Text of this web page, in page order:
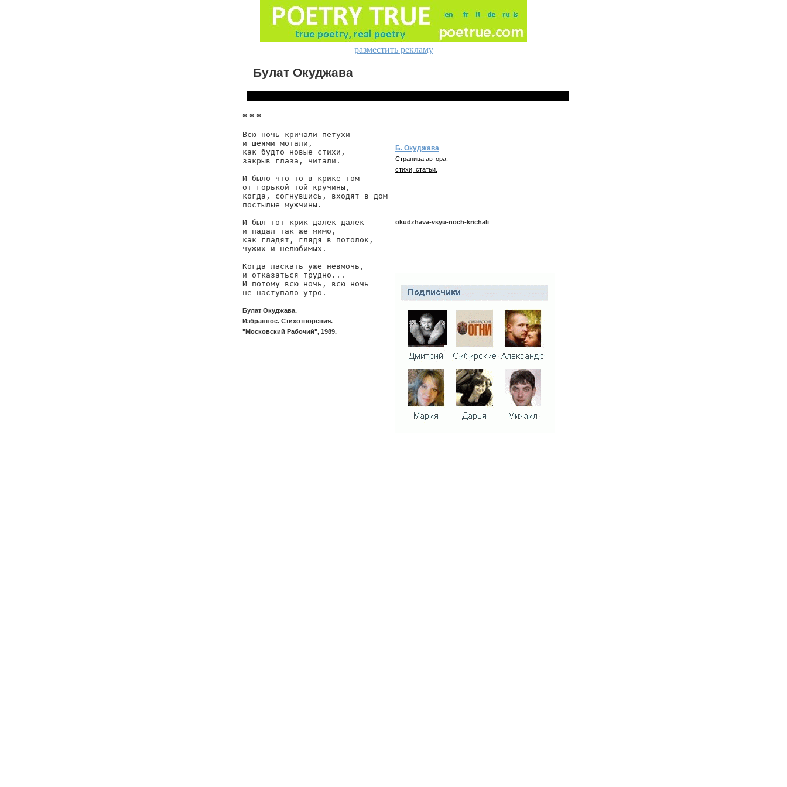
разместить рекламу
Булат Окуджава
* * *
Всю ночь кричали петухи
и шеями мотали,
как будто новые стихи,
закрыв глаза, читали.
И было что-то в крике том
от горькой той кручины,
когда, согнувшись, входят в дом
постылые мужчины.
И был тот крик далек-далек
и падал так же мимо,
как гладят, глядя в потолок,
чужих и нелюбимых.
Когда ласкать уже невмочь,
и отказаться трудно...
И потому всю ночь, всю ночь
не наступало утро.
Булат Окуджава.
Избранное. Стихотворения.
"Московский Рабочий", 1989.
Б. Окуджава
Страница автора:
стихи, статьи.
okudzhava-vsyu-noch-krichali